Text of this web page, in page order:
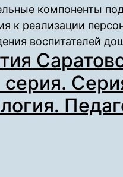
компоненты
к реализации
воспитателей
серия.